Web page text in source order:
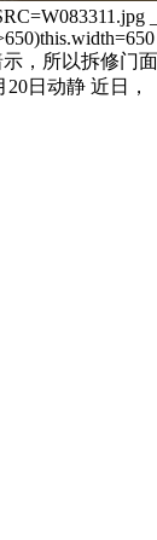
，所以拆修
20日动静 近日，